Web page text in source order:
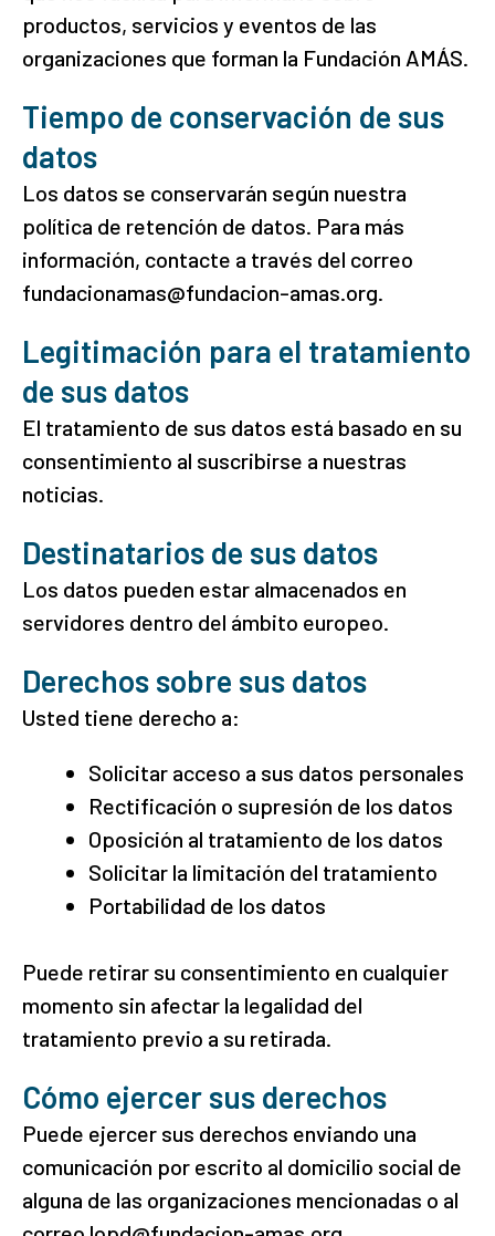
productos, servicios y eventos de las
organizaciones que forman la Fundación AMÁS.
Tiempo de conservación de sus
datos
Los datos se conservarán según nuestra
política de retención de datos. Para más
información, contacte a través del correo
fundacionamas@fundacion-amas.org.
Legitimación para el tratamiento
de sus datos
El tratamiento de sus datos está basado en su
consentimiento al suscribirse a nuestras
noticias.
Destinatarios de sus datos
Los datos pueden estar almacenados en
servidores dentro del ámbito europeo.
Derechos sobre sus datos
Usted tiene derecho a:
Solicitar acceso a sus datos personales
Rectificación o supresión de los datos
Oposición al tratamiento de los datos
Solicitar la limitación del tratamiento
Portabilidad de los datos
Puede retirar su consentimiento en cualquier
momento sin afectar la legalidad del
tratamiento previo a su retirada.
Cómo ejercer sus derechos
Puede ejercer sus derechos enviando una
comunicación por escrito al domicilio social de
alguna de las organizaciones mencionadas o al